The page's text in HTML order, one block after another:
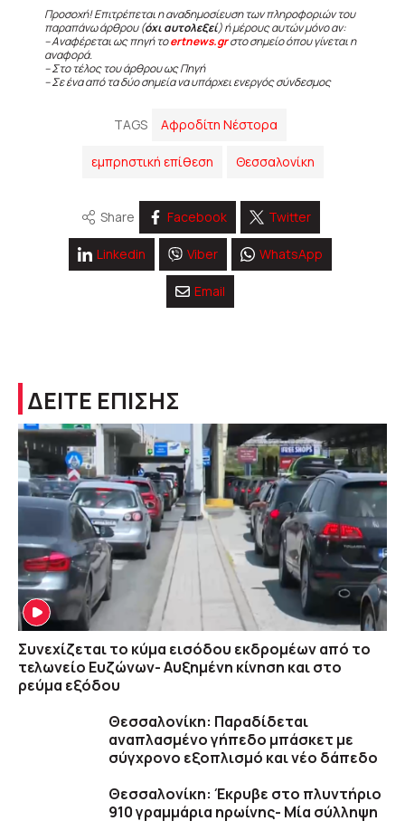
Προσοχή! Επιτρέπεται η αναδημοσίευση των πληροφοριών του
παραπάνω άρθρου (όχι αυτολεξεί) ή μέρους αυτών μόνο αν:
– Αναφέρεται ως πηγή τοertnews.grστο σημείο όπου γίνεται η
αναφορά.
– Στο τέλος του άρθρου ως Πηγή
– Σε ένα από τα δύο σημεία να υπάρχει ενεργός σύνδεσμος
TAGS Αφροδίτη Νέστορα
εμπρηστική επίθεση Θεσσαλονίκη
Share Facebook Twitter
Linkedin Viber WhatsApp
Email
ΔΕΙΤΕ ΕΠΙΣΗΣ
Συνεχίζεται το κύμα εισόδου εκδρομέων από το
τελωνείο Ευζώνων- Αυξημένη κίνηση και στο
ρεύμα εξόδου
Θεσσαλονίκη: Παραδίδεται
αναπλασμένο γήπεδο μπάσκετ με
σύγχρονο εξοπλισμό και νέο δάπεδο
Θεσσαλονίκη: Έκρυβε στο πλυντήριο
910 γραμμάρια ηρωίνης- Μία σύλληψη